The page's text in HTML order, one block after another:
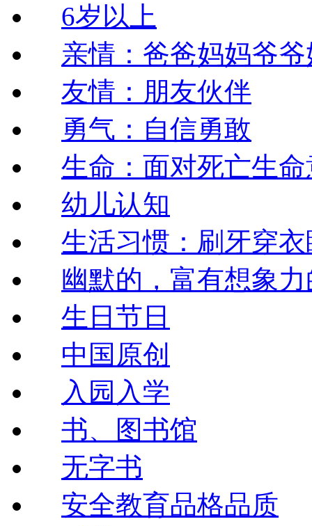
6岁以上
亲情：爸爸妈妈爷
友情：朋友伙伴
勇气：自信勇敢
生命：面对死亡生
幼儿认知
生活习惯：刷牙穿
幽默的，富有想象力
生日节日
中国原创
入园入学
书、图书馆
无字书
安全教育品格品质